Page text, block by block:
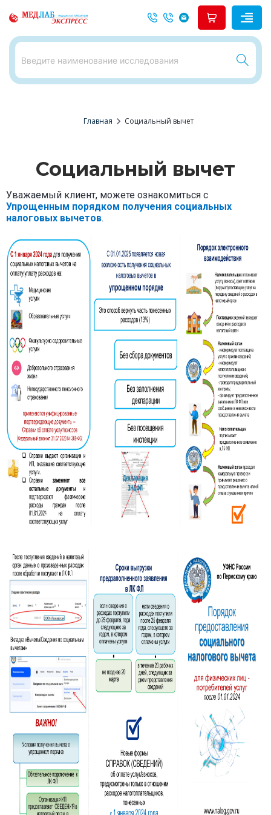
Главная chevron_right Социальный вычет
Социальный вычет
Уважаемый клиент, можете ознакомиться с
Упрощенным порядком получения социальных
налоговых вычетов.